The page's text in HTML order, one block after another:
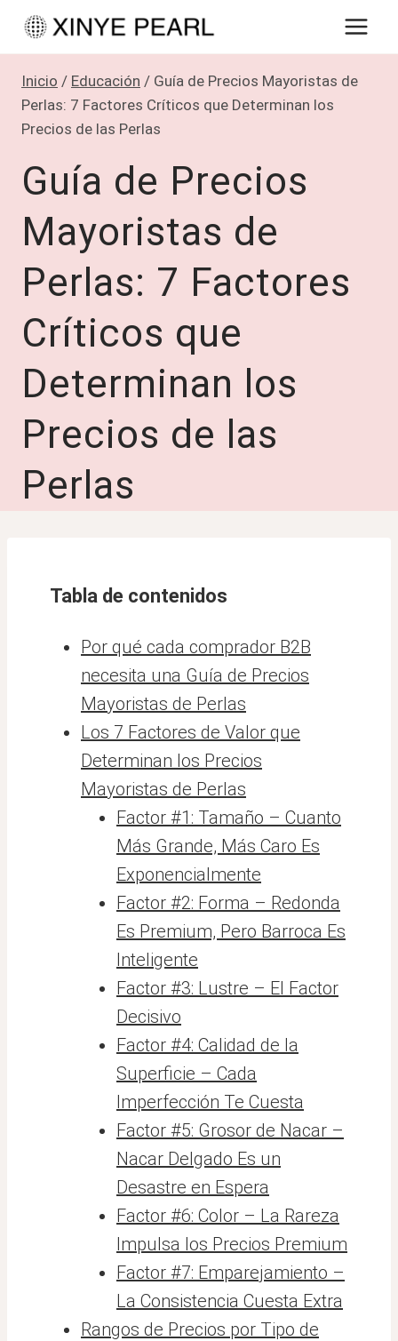
Saltar
contenido
Inicio / Educación / Guía de Precios Mayoristas de
Perlas: 7 Factores Críticos que Determinan los
Precios de las Perlas
Guía de Precios
Mayoristas de
Perlas: 7 Factores
Críticos que
Determinan los
Precios de las
Perlas
Tabla de contenidos
Por qué cada comprador B2B
necesita una Guía de Precios
Mayoristas de Perlas
Los 7 Factores de Valor que
Determinan los Precios
Mayoristas de Perlas
Factor #1: Tamaño – Cuanto
Más Grande, Más Caro Es
Exponencialmente
Factor #2: Forma – Redonda
Es Premium, Pero Barroca Es
Inteligente
Factor #3: Lustre – El Factor
Decisivo
Factor #4: Calidad de la
Superficie – Cada
Imperfección Te Cuesta
Factor #5: Grosor de Nacar –
Nacar Delgado Es un
Desastre en Espera
Factor #6: Color – La Rareza
Impulsa los Precios Premium
Factor #7: Emparejamiento –
La Consistencia Cuesta Extra
Rangos de Precios por Tipo de